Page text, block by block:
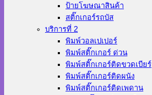
ป้ายโฆษณาสินค้า
สติ๊กเกอร์รถบัส
บริการที่ 2
พิมพ์วอลเปเปอร์
พิมพ์สติ๊กเกอร์ ด่วน
พิมพ์สติ๊กเกอร์ติดขวดเบียร์
พิมพ์สติ๊กเกอร์ติดผนัง
พิมพ์สติ๊กเกอร์ติดเพดาน